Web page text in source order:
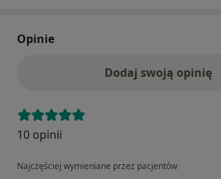
Opinie
Dodaj swoją opinię
10 opinii
Najczęściej wymieniane przez pacjentów